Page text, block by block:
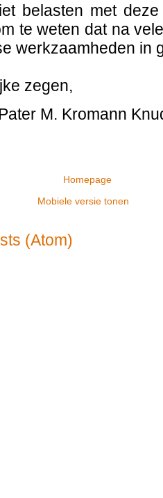
belasten met
te weten dat na
werkzaamheden in
zegen,
M. Kromann
Homepage
Mobiele versie tonen
(Atom)